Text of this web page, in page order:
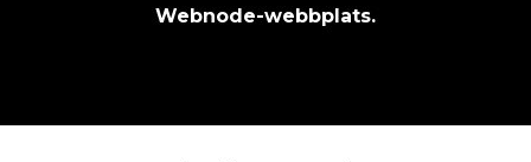
Webnode-webbplats.